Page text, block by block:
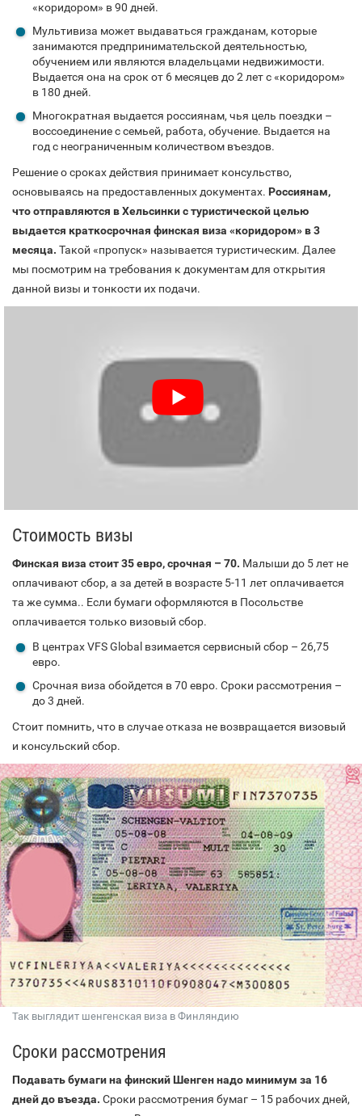
«коридором» в 90 дней.
Мультивиза может выдаваться гражданам, которые
занимаются предпринимательской деятельностью,
обучением или являются владельцами недвижимости.
Выдается она на срок от 6 месяцев до 2 лет с «коридором»
в 180 дней.
Многократная выдается россиянам, чья цель поездки –
воссоединение с семьей, работа, обучение. Выдается на
год с неограниченным количеством въездов.
Решение о сроках действия принимает консульство,
основываясь на предоставленных документах. Россиянам,
что отправляются в Хельсинки с туристической целью
выдается краткосрочная финская виза «коридором» в 3
месяца. Такой «пропуск» называется туристическим. Далее
мы посмотрим на требования к документам для открытия
данной визы и тонкости их подачи.
Стоимость визы
Финская виза стоит 35 евро, срочная – 70. Малыши до 5 лет не
оплачивают сбор, а за детей в возрасте 5-11 лет оплачивается
та же сумма.. Если бумаги оформляются в Посольстве
оплачивается только визовый сбор.
В центрах VFS Global взимается сервисный сбор – 26,75
евро.
Срочная виза обойдется в 70 евро. Сроки рассмотрения –
до 3 дней.
Стоит помнить, что в случае отказа не возвращается визовый
и консульский сбор.
Так выглядит шенгенская виза в Финляндию
Сроки рассмотрения
Подавать бумаги на финский Шенген надо минимум за 16
дней до въезда. Сроки рассмотрения бумаг – 15 рабочих дней,